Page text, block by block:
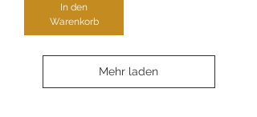
In den
Warenkorb
Mehr laden